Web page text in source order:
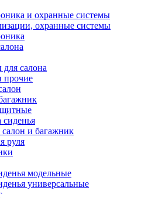
и охранные системы
охранные системы
для салона
прочие
и багажник
руля
модельные
универсальные